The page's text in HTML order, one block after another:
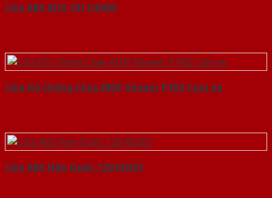
Cửa ABS KOS 101 U6405
Cửa Gỗ Chống Cháy MDF Veneer P1R2 Cam xe
Cửa ABS Hàn Quốc 120 K0201